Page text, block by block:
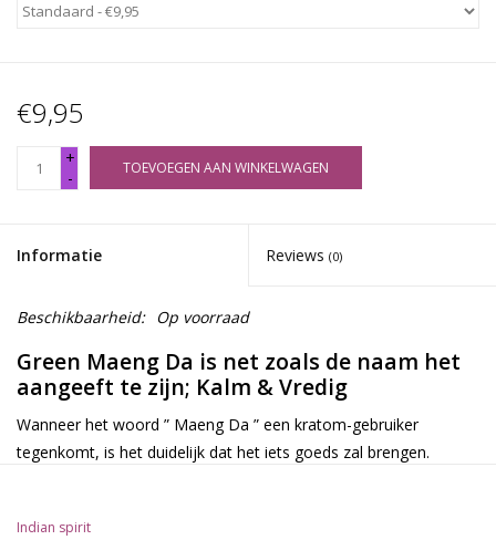
€9,95
+
-
TOEVOEGEN AAN WINKELWAGEN
Informatie Reviews (0)
Beschikbaarheid: Op voorraad
Green Maeng Da is net zoals de naam het
aangeeft te zijn; Kalm & Vredig
Wanneer het woord ” Maeng Da ” een kratom-gebruiker
tegenkomt, is het duidelijk dat het iets goeds zal brengen.
Indian spirit